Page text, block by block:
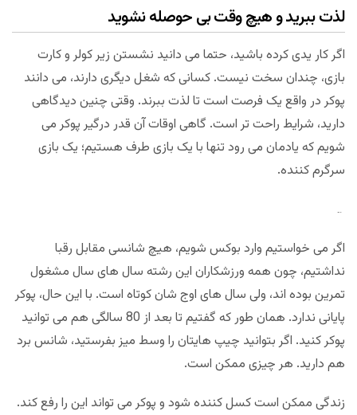
لذت ببرید و هیچ وقت بی حوصله نشوید
اگر کار یدی کرده باشید، حتما می دانید نشستن زیر کولر و کارت
بازی، چندان سخت نیست. کسانی که شغل دیگری دارند، می دانند
پوکر در واقع یک فرصت است تا لذت ببرند. وقتی چنین دیدگاهی
دارید، شرایط راحت تر است. گاهی اوقات آن قدر درگیر پوکر می
شویم که یادمان می رود تنها با یک بازی طرف هستیم؛ یک بازی
سرگرم کننده.
مجله بخت و اقبال
اگر می خواستیم وارد بوکس شویم، هیچ شانسی مقابل رقبا
نداشتیم، چون همه ورزشکاران این رشته سال های سال مشغول
تمرین بوده اند، ولی سال های اوج شان کوتاه است. با این حال، پوکر
پایانی ندارد. همان طور که گفتیم تا بعد از 80 سالگی هم می توانید
پوکر کنید. اگر بتوانید چیپ هایتان را وسط میز بفرستید، شانس برد
هم دارید. هر چیزی ممکن است.
زندگی ممکن است کسل کننده شود و پوکر می تواند این را رفع کند.